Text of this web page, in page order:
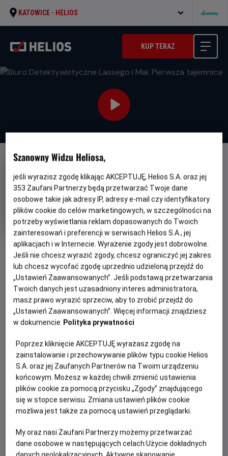
KATOWICE - HELIOS
KUP TERAZ
DUBBING
OBSERWUJ
Biuro Detektywistyczne
Lassego i Mai. Pierwsza
tajemnica
Gatunek
Familijny
Minimalny
wiek
Od 6 lat
Czas
trwania
95 min
Kraj
i
rok
produkcji
Szwecja (2018)
PREMIERA
6 marca 2019
REŻYSERIA
Josephine Bornebusch
SCENARIUSZ
Henrik Engström, Mattias
OBSADA
Ester Vuori , Frank Dorsin, Johan Rheborg
WIĘCEJ SZCZEGÓŁÓW
OPIS FILMU
Pierwsze zlecenie dla Detektywistycznego Biura Lassego i
Mai! Przed rozpoczęciem ważnego konkursu, w szkole w
Valleby, znika cenna nagroda. Czy dzieciom uda się ją
odnaleźć?
Bohaterowie popularnej serii filmów otrzymują pierwsze
poważne zlecenie. Konkurs Hammarabi ma szansę stać się
starożytna księga, w której spisano zasady rozwiązywania
sporów. Tuż przed rozpoczęciem konkursu książka znika w
Szanowny Widzu Heliosa,
jeśli wyrazisz zgodę klikając AKCEPTUJĘ, Helios S.A. oraz jej
353 Zaufani Partnerzy będą przetwarzać Twoje dane
osobowe takie jak adresy IP, adresy e-mail czy identyfikatory
plików cookie do celów marketingowych, w szczególności na
potrzeby wyświetlania reklam dopasowanych do Twoich
zainteresowań i preferencji w serwisach Helios S.A., jej
aplikacjach i w Internecie. Wyrażenie zgody jest dobrowolne.
Jeśli nie chcesz wyrazić zgody, chcesz ograniczyć jej zakres
lub chcesz wycofać zgodę uprzednio udzieloną przejdź do
„Ustawień Zaawansowanych”. Jeśli podstawą przetwarzania
Twoich danych jest uzasadniony interes administratora,
masz prawo wyrazić sprzeciw, aby to zrobić przejdź do
„Ustawień Zaawansowanych”. Więcej informacji znajdziesz
w dokumencie Polityka prywatności
Poprzez kliknięcie AKCEPTUJĘ wyrażasz zgodę na
zainstalowanie i przechowywanie plików typu cookie Helios
S.A. oraz jej Zaufanych Partnerów na Twoim urządzeniu
końcowym. Możesz w każdej chwili zmienić ustawienia
plików cookie za pomocą przycisku „Zgody” znajdującego
się w stopce serwisu. Zmiana ustawień plików cookie
możliwa jest także za pomocą ustawień przeglądarki.
My oraz nasi Zaufani Partnerzy możemy przetwarzać
dane osobowe w następujących celach:Użycie dokładnych